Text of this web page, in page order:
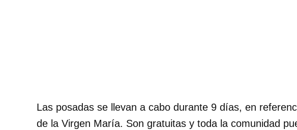
Las posadas se llevan a cabo durante 9 días, en
de la Virgen María. Son gratuitas y toda la comunidad